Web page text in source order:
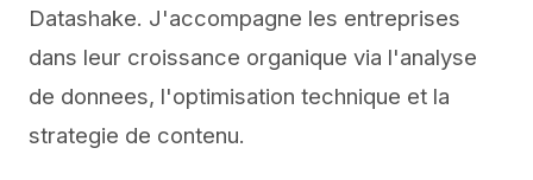
Datashake. J'accompagne les entreprises
dans leur croissance organique via l'analyse
de donnees, l'optimisation technique et la
strategie de contenu.